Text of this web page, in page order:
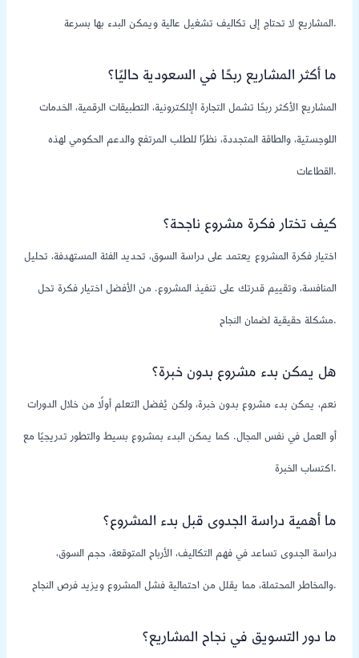
المشاريع لا تحتاج إلى تكاليف تشغيل عالية ويمكن البدء بها بسرعة.
ما أكثر المشاريع ربحًا في السعودية حاليًا؟
المشاريع الأكثر ربحًا تشمل التجارة الإلكترونية، التطبيقات الرقمية، الخدمات
اللوجستية، والطاقة المتجددة، نظرًا للطلب المرتفع والدعم الحكومي لهذه
القطاعات.
كيف تختار فكرة مشروع ناجحة؟
اختيار فكرة المشروع يعتمد على دراسة السوق، تحديد الفئة المستهدفة، تحليل
المنافسة، وتقييم قدرتك على تنفيذ المشروع. من الأفضل اختيار فكرة تحل
مشكلة حقيقية لضمان النجاح.
هل يمكن بدء مشروع بدون خبرة؟
نعم، يمكن بدء مشروع بدون خبرة، ولكن يُفضل التعلم أولًا من خلال الدورات
أو العمل في نفس المجال. كما يمكن البدء بمشروع بسيط والتطور تدريجيًا مع
اكتساب الخبرة.
ما أهمية دراسة الجدوى قبل بدء المشروع؟
دراسة الجدوى تساعد في فهم التكاليف، الأرباح المتوقعة، حجم السوق،
والمخاطر المحتملة، مما يقلل من احتمالية فشل المشروع ويزيد فرص النجاح.
ما دور التسويق في نجاح المشاريع؟